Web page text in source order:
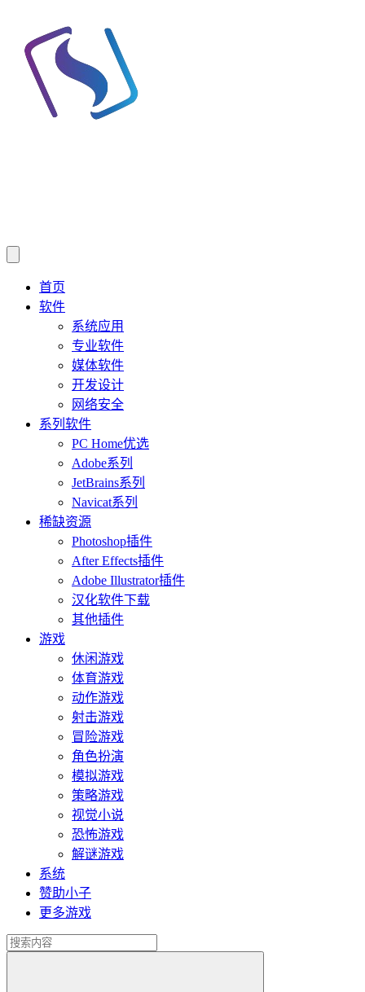
首页
软件
系统应用
专业软件
媒体软件
开发设计
网络安全
系列软件
PC Home优选
Adobe系列
JetBrains系列
Navicat系列
稀缺资源
Photoshop插件
After Effects插件
Adobe Illustrator插件
汉化软件下载
其他插件
游戏
休闲游戏
体育游戏
动作游戏
射击游戏
冒险游戏
角色扮演
模拟游戏
策略游戏
视觉小说
恐怖游戏
解谜游戏
系统
赞助小子
更多游戏